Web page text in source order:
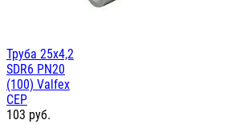
Труба 25х4,2
SDR6 PN20
(100) Valfex
СЕР
103 руб.